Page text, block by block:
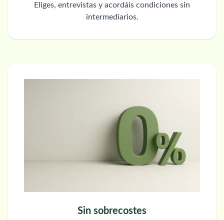
Eliges, entrevistas y acordáis condiciones sin
intermediarios.
Sin sobrecostes